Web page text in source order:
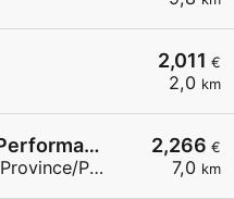
2,011 €
2,0 km
2,266 €
7,0 km
Shell Bois-Paris Sarl FD Performance
Aire de Bois-Paris A11 Sens Province/Paris